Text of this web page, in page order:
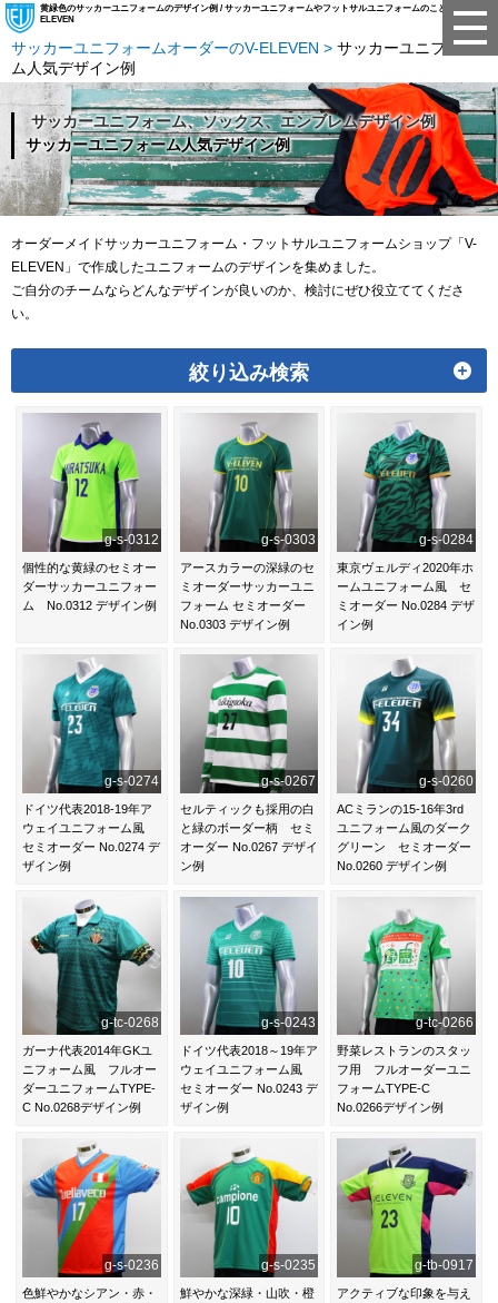
黄緑色のサッカーユニフォームのデザイン例 / サッカーユニフォームやフットサルユニフォームのことならV-
ELEVEN
サッカーユニフォームオーダーのV-ELEVEN
サッカーユニフォー
ム人気デザイン例
サッカーユニフォーム、ソックス、エンブレムデザイン例
サッカーユニフォーム人気デザイン例
オーダーメイドサッカーユニフォーム・フットサルユニフォームショップ「V-
ELEVEN」で作成したユニフォームのデザインを集めました。
ご自分のチームならどんなデザインが良いのか、検討にぜひ役立ててくださ
い。
絞り込み検索
g-s-0312
個性的な黄緑のセミオー
ダーサッカーユニフォー
ム No.0312 デザイン例
g-s-0303
アースカラーの深緑のセ
ミオーダーサッカーユニ
フォーム セミオーダー
No.0303 デザイン例
g-s-0284
東京ヴェルディ2020年ホ
ームユニフォーム風 セ
ミオーダー No.0284 デザ
イン例
g-s-0274
ドイツ代表2018-19年ア
ウェイユニフォーム風
セミオーダー No.0274 デ
ザイン例
g-s-0267
セルティックも採用の白
と緑のボーダー柄 セミ
オーダー No.0267 デザイ
ン例
g-s-0260
ACミランの15-16年3rd
ユニフォーム風のダーク
グリーン セミオーダー
No.0260 デザイン例
g-tc-0268
ガーナ代表2014年GKユ
ニフォーム風 フルオー
ダーユニフォームTYPE-
C No.0268デザイン例
g-s-0243
ドイツ代表2018～19年ア
ウェイユニフォーム風
セミオーダー No.0243 デ
ザイン例
g-tc-0266
野菜レストランのスタッ
フ用 フルオーダーユニ
フォームTYPE-C
No.0266デザイン例
g-s-0236
色鮮やかなシアン・赤・
g-s-0235
鮮やかな深緑・山吹・橙
g-tb-0917
アクティブな印象を与え